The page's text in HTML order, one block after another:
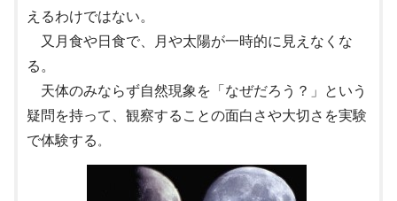
えるわけではない。
又月食や日食で、月や太陽が一時的に見えなくな
る。
天体のみならず自然現象を「なぜだろう？」という
疑問を持って、観察することの面白さや大切さを実験
で体験する 。